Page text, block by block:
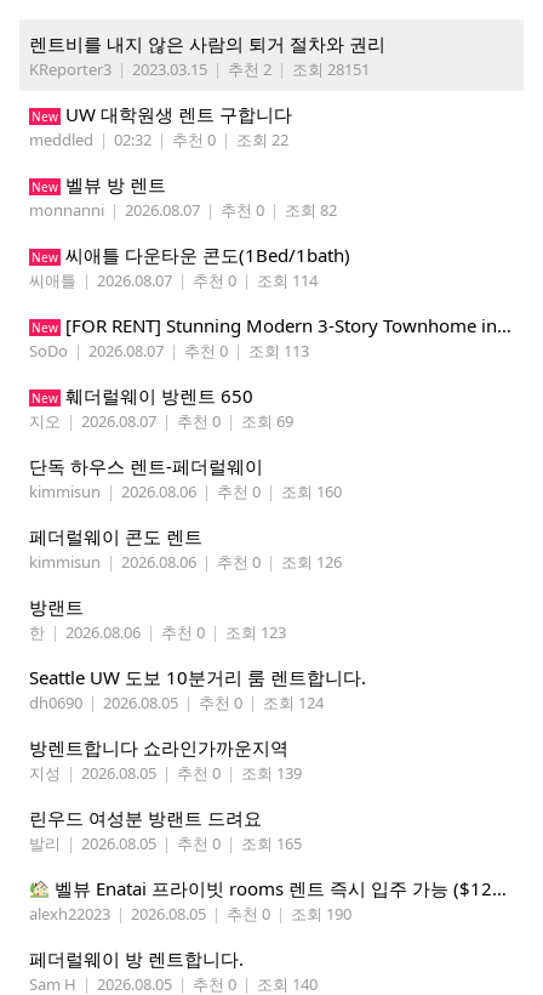
렌트비를 내지 않은 사람의 퇴거 절차와 권리
KReporter3 | 2023.03.15 | 추천 2 | 조회 28151
New UW 대학원생 렌트 구합니다
meddled | 02:32 | 추천 0 | 조회 22
New 벨뷰 방 렌트
monnanni | 2026.08.07 | 추천 0 | 조회 82
New 씨애틀 다운타운 콘도(1Bed/1bath)
씨애틀 | 2026.08.07 | 추천 0 | 조회 114
New ​[FOR RENT] Stunning Modern 3-Story Townhome in South Park - Perfect for Tech Pros & Students!
SoDo | 2026.08.07 | 추천 0 | 조회 113
New 훼더럴웨이 방렌트 650
지오 | 2026.08.07 | 추천 0 | 조회 69
단독 하우스 렌트-페더럴웨이
kimmisun | 2026.08.06 | 추천 0 | 조회 160
페더럴웨이 콘도 렌트
kimmisun | 2026.08.06 | 추천 0 | 조회 126
방랜트
한 | 2026.08.06 | 추천 0 | 조회 123
Seattle UW 도보 10분거리 룸 렌트합니다.
dh0690 | 2026.08.05 | 추천 0 | 조회 124
방렌트합니다 쇼라인가까운지역
지성 | 2026.08.05 | 추천 0 | 조회 139
린우드 여성분 방랜트 드려요
발리 | 2026.08.05 | 추천 0 | 조회 165
벨뷰 Enatai 프라이빗 rooms 렌트 즉시 입주 가능 ($1200 monthly)
alexh22023 | 2026.08.05 | 추천 0 | 조회 190
페더럴웨이 방 렌트합니다.
Sam H | 2026.08.05 | 추천 0 | 조회 140